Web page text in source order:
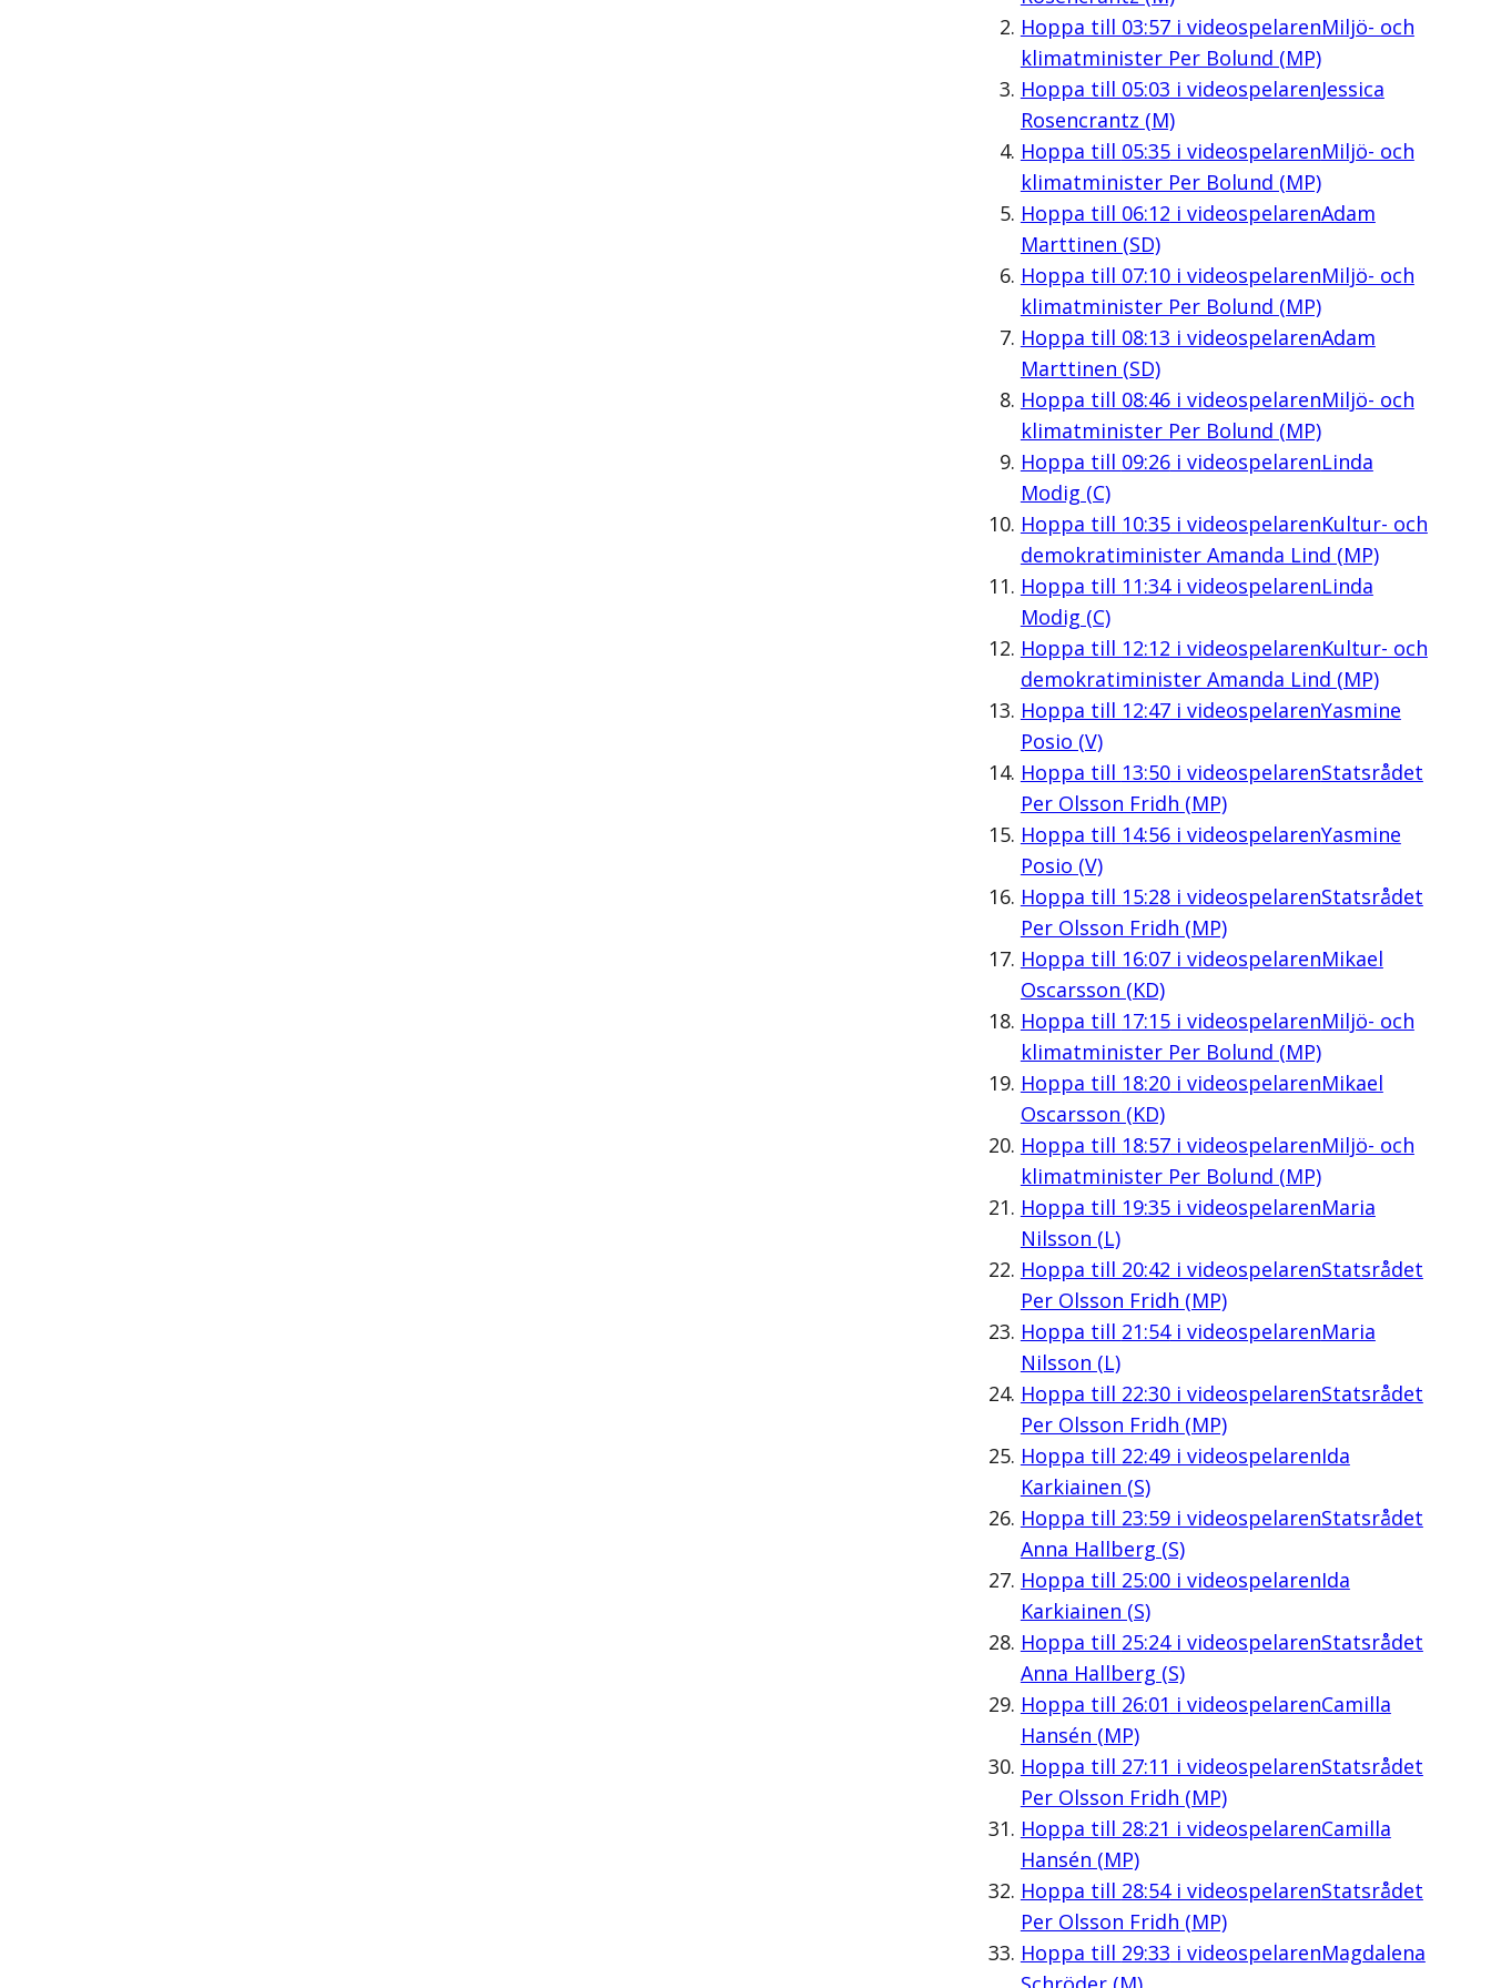
Hoppa till 03:57i videospelarenMiljö- och
klimatminister Per Bolund (MP)
Hoppa till 05:03 i videospelarenJessica
Rosencrantz (M)
Hoppa till 05:35i videospelarenMiljö- och
klimatminister Per Bolund (MP)
Hoppa till 06:12 i videospelarenAdam
Marttinen (SD)
Hoppa till 07:10i videospelarenMiljö- och
klimatminister Per Bolund (MP)
Hoppa till 08:13 i videospelarenAdam
Marttinen (SD)
Hoppa till 08:46i videospelarenMiljö- och
klimatminister Per Bolund (MP)
Hoppa till 09:26i videospelarenLinda
Modig (C)
Hoppa till 10:35i videospelarenKultur- och
demokratiminister Amanda Lind (MP)
Hoppa till 11:34i videospelarenLinda
Modig (C)
Hoppa till 12:12 i videospelarenKultur- och
demokratiminister Amanda Lind (MP)
Hoppa till 12:47i videospelarenYasmine
Posio (V)
Hoppa till 13:50i videospelarenStatsrådet
Per Olsson Fridh (MP)
Hoppa till 14:56i videospelarenYasmine
Posio (V)
Hoppa till 15:28i videospelarenStatsrådet
Per Olsson Fridh (MP)
Hoppa till 16:07i videospelarenMikael
Oscarsson (KD)
Hoppa till 17:15i videospelarenMiljö- och
klimatminister Per Bolund (MP)
Hoppa till 18:20i videospelarenMikael
Oscarsson (KD)
Hoppa till 18:57i videospelarenMiljö- och
klimatminister Per Bolund (MP)
Hoppa till 19:35i videospelarenMaria
Nilsson (L)
Hoppa till 20:42 i videospelarenStatsrådet
Per Olsson Fridh (MP)
Hoppa till 21:54i videospelarenMaria
Nilsson (L)
Hoppa till 22:30i videospelarenStatsrådet
Per Olsson Fridh (MP)
Hoppa till 22:49i videospelarenIda
Karkiainen (S)
Hoppa till 23:59i videospelarenStatsrådet
Anna Hallberg (S)
Hoppa till 25:00i videospelarenIda
Karkiainen (S)
Hoppa till 25:24i videospelarenStatsrådet
Anna Hallberg (S)
Hoppa till 26:01 i videospelarenCamilla
Hansén (MP)
Hoppa till 27:11 i videospelarenStatsrådet
Per Olsson Fridh (MP)
Hoppa till 28:21 i videospelarenCamilla
Hansén (MP)
Hoppa till 28:54i videospelarenStatsrådet
Per Olsson Fridh (MP)
Hoppa till 29:33 i videospelarenMagdalena